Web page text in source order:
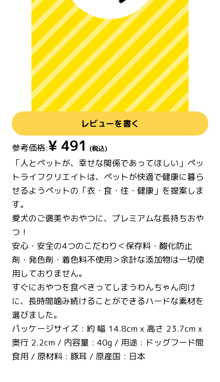
レビューを書く
参考価格:¥ 491 (税込)
「人とペットが、幸せな関係であってほしい」ペッ
トライフクリエイトは、ペットが快適で健康に暮ら
せるようペットの「衣・食・住・健康」を提案しま
す。
愛犬のご褒美やおやつに、プレミアムな長持ちおや
つ！
安心・安全の4つのこだわり＜保存料・酸化防止
剤・発色剤・着色料不使用＞余計な添加物は一切使
用しておりません。
すぐにおやつを食べきってしまうわんちゃん向け
に、長時間噛み続けることができるハードな素材を
選びました。
パッケージサイズ : 約 幅 14.8cm x 高さ 23.7cm x
奥行 2.2cm / 内容量 : 40g / 用途 : ドッグフード間
食用 / 原材料 : 豚耳 / 原産国 : 日本